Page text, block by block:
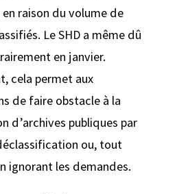
en raison du volume de
Le SHD a même dû
en janvier.
cela permet aux
de faire obstacle à la
d’archives publiques par
ou, tout
ignorant les demandes.